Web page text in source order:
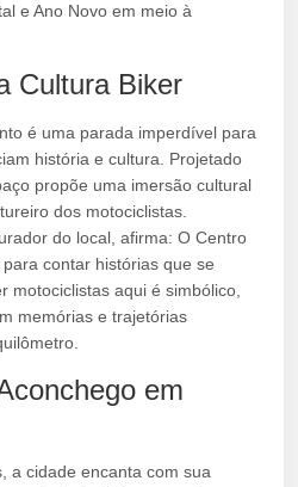
e Ano Novo em meio à
Cultura Biker
é uma parada imperdível para
história e cultura. Projetado
propõe uma imersão cultural
dos motociclistas.
do local, afirma: O Centro
contar histórias que se
motociclistas aqui é simbólico,
memórias e trajetórias
em
a cidade encanta com sua